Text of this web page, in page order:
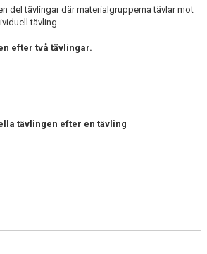
del tävlingar där materialgrupperna tävlar mot
tävling.
efter två tävlingar.
tävlingen efter en tävling